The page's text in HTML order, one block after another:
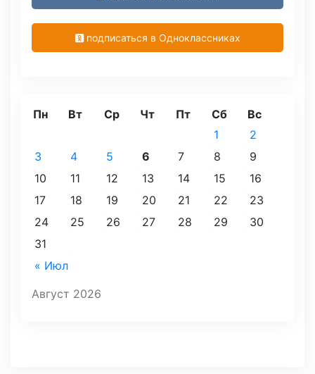
подписаться в Одноклассниках
Август 2026
Пн Вт Ср Чт Пт Сб Вс
« Июл
1
2
3
4 5 6 7 8
9
10
11 12 13 14 15
16
17
18 19 20 21 22
23
24
25 26 27 28 29
30
31